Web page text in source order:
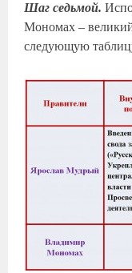
Шаг седьмой.
Мономах –
следующую